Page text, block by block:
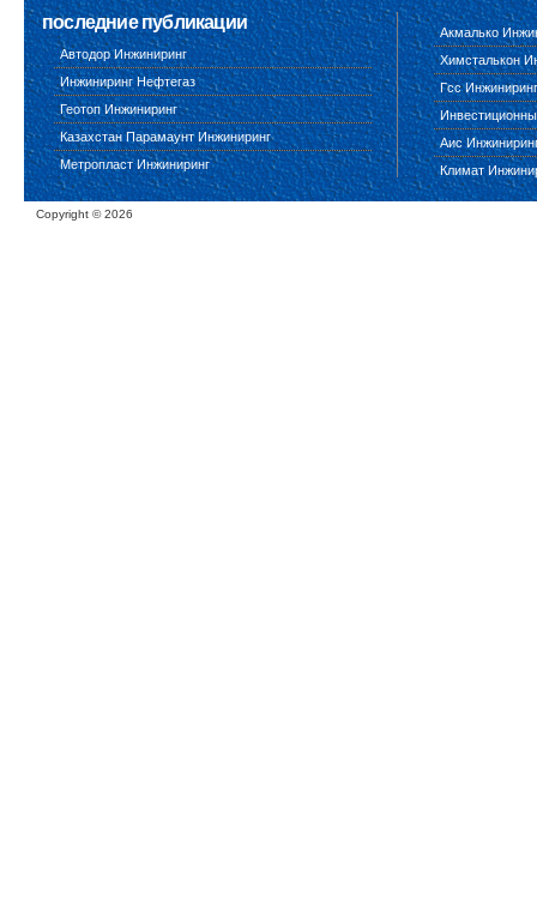
последние публикации
Автодор Инжиниринг
Инжиниринг Нефтегаз
Геотоп Инжиниринг
Казахстан Парамаунт Инжиниринг
Метропласт Инжиниринг
Акмалько
Химсталькон
Гсс Инжиниринг
Аис
Климат
Copyright ©2026